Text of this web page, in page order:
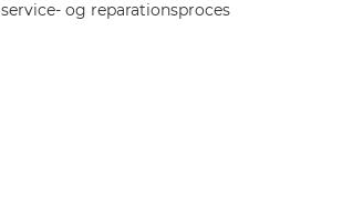
service- og reparationsproces